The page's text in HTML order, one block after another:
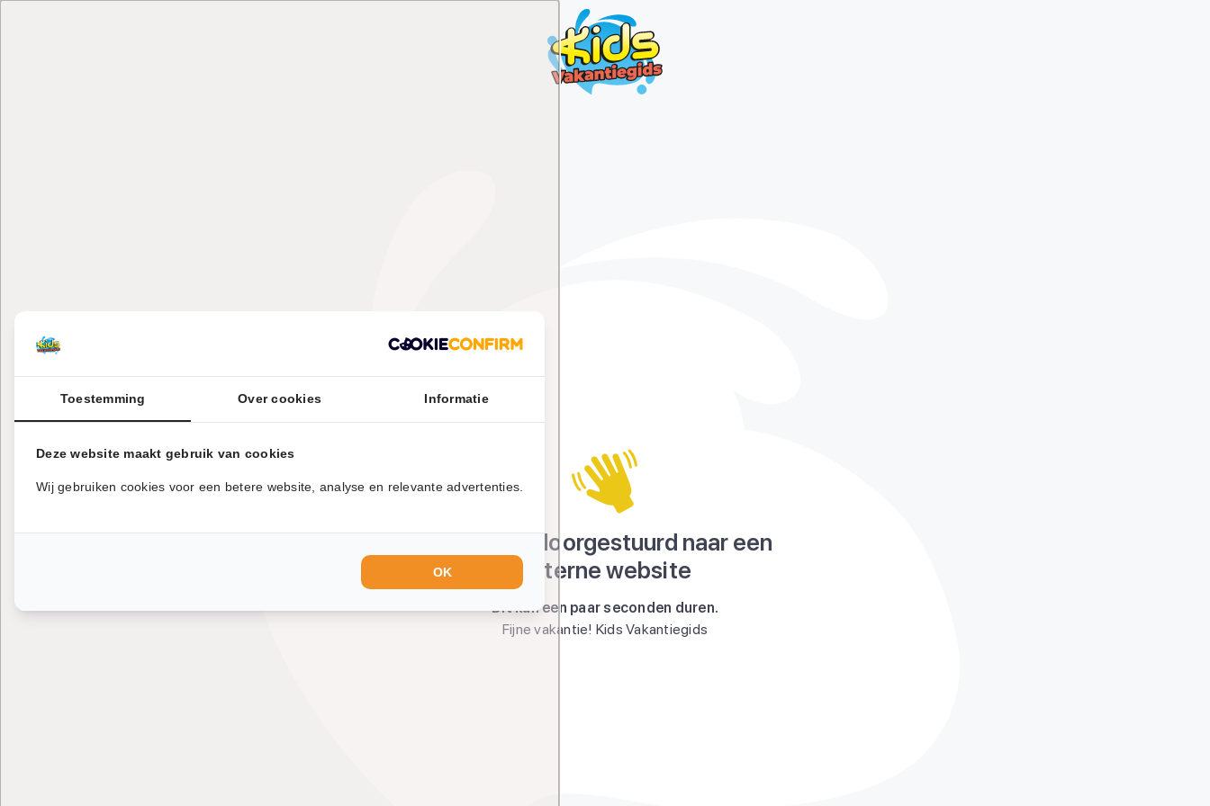
Je wordt doorgestuurd naar een
externe website
Dit kan een paar seconden duren.
Fijne vakantie! Kids Vakantiegids
Toestemming Over cookies Informatie
Deze website maakt gebruik van cookies
Wij gebruiken cookies voor een betere website, analyse en relevante advertenties.
OK